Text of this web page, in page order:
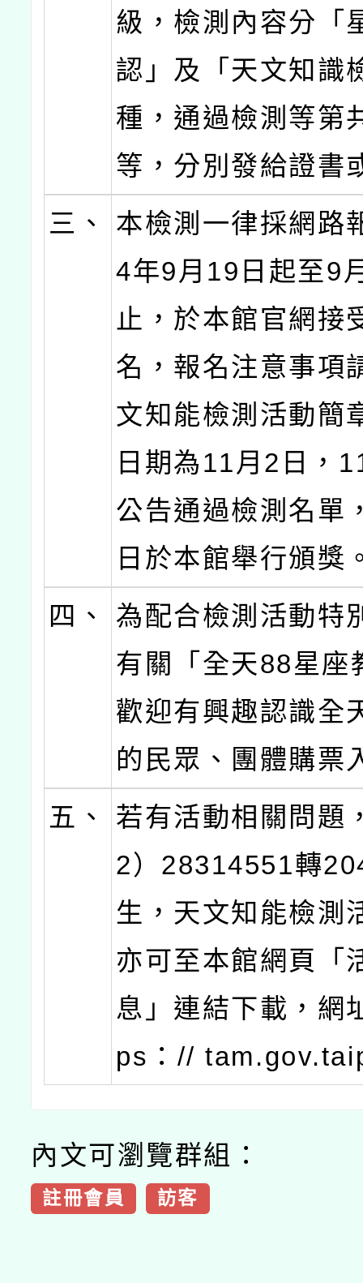
級，檢測內容分「
認」及「天文知識
種，通過檢測等第
等，分別發給證書
三、
本檢測一律採網路
4年9月19日起至9
止，於本館官網接
名，報名注意事項
文知能檢測活動簡
日期為11月2日，
公告通過檢測名單
日於本館舉行頒獎
四、
為配合檢測活動特
有關「全天88星座
歡迎有興趣認識全
的民眾、團體購票
五、
若有活動相關問題
2）28314551轉
生，天文知能檢測
亦可至本館網頁「
息」連結下載，網
ps：//
內文可瀏覽群組：
註冊會員 訪客